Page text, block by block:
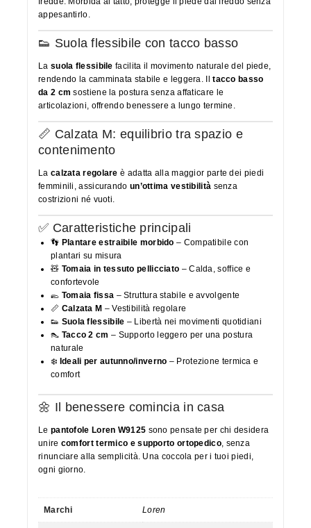
appesantirlo.
👟 Suola flessibile con tacco basso
La suola flessibile facilita il movimento naturale del piede,
rendendo la camminata stabile e leggera. Iltacco basso
da 2 cm sostiene la postura senza affaticare le
articolazioni, offrendo benessere a lungo termine.
📏 Calzata M: equilibrio tra spazio e
contenimento
La calzata regolare è adatta alla maggior parte dei piedi
femminili, assicurando un’ottima vestibilità senza
costrizioni né vuoti.
✅ Caratteristiche principali
👣 Plantare estraibile morbido – Compatibile con
plantari su misura
🧸 Tomaia in tessuto pellicciato – Calda, soffice e
confortevole
🥿 Tomaia fissa – Struttura stabile e avvolgente
📏 Calzata M – Vestibilità regolare
👟 Suola flessibile – Libertà nei movimenti quotidiani
👠 Tacco 2 cm – Supporto leggero per una postura
naturale
❄️ Ideali per autunno/inverno – Protezione termica e
comfort
🌼 Il benessere comincia in casa
Le pantofole Loren W9125 sono pensate per chi desidera
unire comfort termico e supporto ortopedico, senza
rinunciare alla semplicità. Una coccola per i tuoi piedi,
ogni giorno.
Marchi Loren